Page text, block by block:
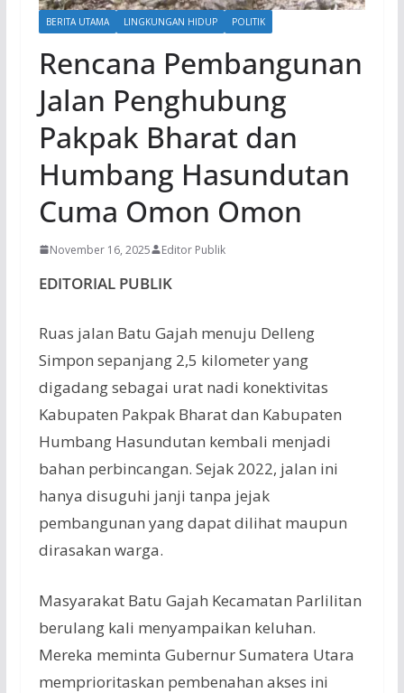
BERITA UTAMA LINGKUNGAN HIDUP POLITIK
Rencana Pembangunan
Jalan Penghubung
Pakpak Bharat dan
Humbang Hasundutan
Cuma Omon Omon
November 16, 2025 Editor Publik
EDITORIAL PUBLIK
Ruas jalan Batu Gajah menuju Delleng
Simpon sepanjang 2,5 kilometer yang
digadang sebagai urat nadi konektivitas
Kabupaten Pakpak Bharat dan Kabupaten
Humbang Hasundutan kembali menjadi
bahan perbincangan. Sejak 2022, jalan ini
hanya disuguhi janji tanpa jejak
pembangunan yang dapat dilihat maupun
dirasakan warga.
Masyarakat Batu Gajah Kecamatan Parlilitan
berulang kali menyampaikan keluhan.
Mereka meminta Gubernur Sumatera Utara
memprioritaskan pembenahan akses ini